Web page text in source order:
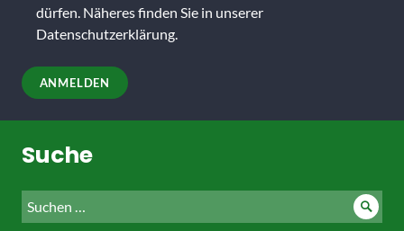
Feld
leer.
dürfen. Näheres finden Sie in unserer
Datenschutzerklärung
Suche
Suche
nach: